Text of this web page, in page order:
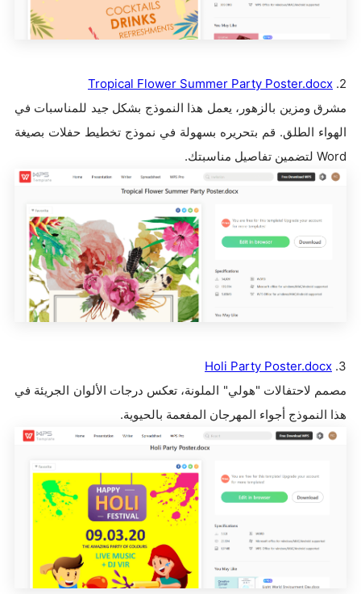
2.
Tropical Flower Summer Party Poster.docx
مشرق ومزين بالزهور، يعمل هذا النموذج بشكل جيد للمناسبات في
الهواء الطلق. قم بتحريره بسهولة في نموذج تخطيط حفلات بصيغة
Word لتضمين تفاصيل مناسبتك.
3.
Holi Party Poster.docx
مصمم لاحتفالات "هولي" الملونة، تعكس درجات الألوان الجريئة في
هذا النموذج أجواء المهرجان المفعمة بالحيوية.